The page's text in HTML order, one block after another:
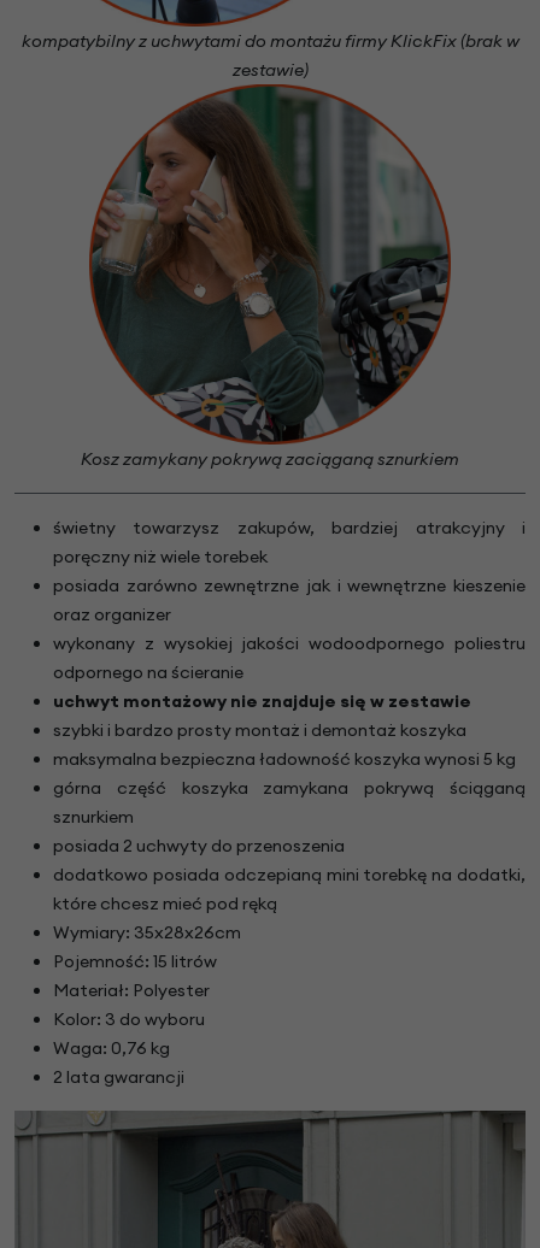
kompatybilny z uchwytami do montażu firmy KlickFix (brak w
zestawie)
Kosz zamykany pokrywą zaciąganą sznurkiem
świetny towarzysz zakupów, bardziej atrakcyjny i
poręczny niż wiele torebek
posiada zarówno zewnętrzne jak i wewnętrzne kieszenie
oraz organizer
wykonany z wysokiej jakości wodoodpornego poliestru
odpornego na ścieranie
uchwyt montażowy nie znajduje się w zestawie
szybki i bardzo prosty montaż i demontaż koszyka
maksymalna bezpieczna ładowność koszyka wynosi 5 kg
górna część koszyka zamykana pokrywą ściąganą
sznurkiem
posiada 2 uchwyty do przenoszenia
dodatkowo posiada odczepianą mini torebkę na dodatki,
które chcesz mieć pod ręką
Wymiary: 35x28x26cm
Pojemność: 15 litrów
Materiał: Polyester
Kolor: 3 do wyboru
Waga: 0,76 kg
2 lata gwarancji